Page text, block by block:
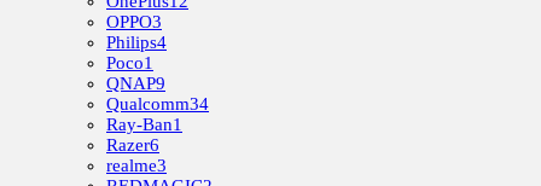
OPPO3
Philips4
Poco1
QNAP9
Qualcomm34
Ray-Ban1
Razer6
realme3